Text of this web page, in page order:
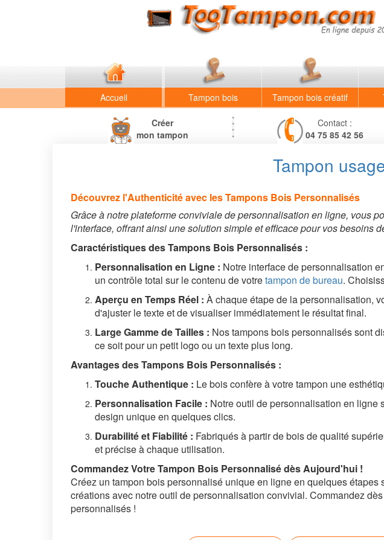
Accueil Tampon bois Tampon bois créatif
Créer
mon tampon
Contact :
04 75 85 42 56
Tampon
Découvrez l'Authenticité avec les Tampons Bois Personnalisés
Grâce à notre plateforme conviviale de personnalisation en ligne, vous
l'interface, offrant ainsi une solution simple et efficace pour vos besoins
Caractéristiques des Tampons Bois Personnalisés :
Personnalisation en Ligne : Notre interface de personnalisation
un contrôle total sur le contenu de votretampon de bureau.
Aperçu en Temps Réel : À chaque étape de la personnalisation,
d'ajuster le texte et de visualiser immédiatement le résultat final.
Large Gamme de Tailles : Nos tampons bois personnalisés sont
ce soit pour un petit logo ou un texte plus long.
Avantages des Tampons Bois Personnalisés :
Touche Authentique : Le bois confère à votre tampon une
Personnalisation Facile : Notre outil de personnalisation en ligne
design unique en quelques clics.
Durabilité et Fiabilité : Fabriqués à partir de bois de qualité
et précise à chaque utilisation.
Commandez Votre Tampon Bois Personnalisé dès Aujourd'hui !
Créez un tampon bois personnalisé unique en ligne en quelques
créations avec notre outil de personnalisation convivial. Commandez
personnalisés !